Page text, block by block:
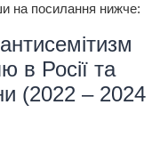
на посилання нижче:
в Росії та
(2022 – 2024